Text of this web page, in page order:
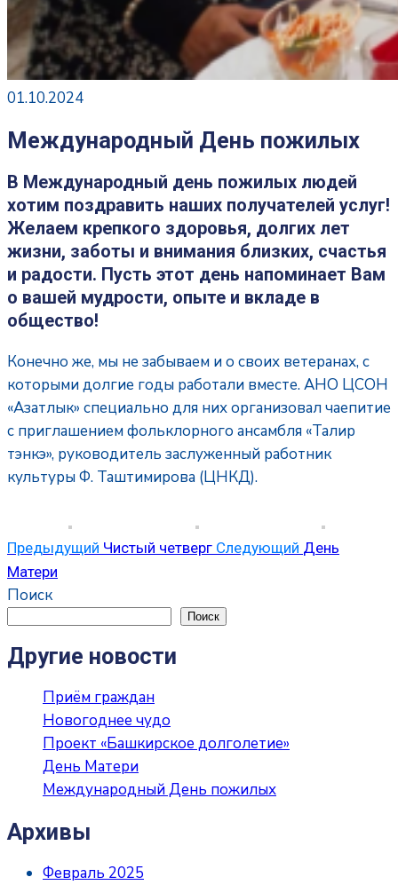
01.10.2024
Международный День пожилых
В Международный день пожилых людей
хотим поздравить наших получателей услуг!
Желаем крепкого здоровья, долгих лет
жизни, заботы и внимания близких, счастья
и радости. Пусть этот день напоминает Вам
о вашей мудрости, опыте и вкладе в
общество!
Конечно же, мы не забываем и о своих ветеранах, с
которыми долгие годы работали вместе. АНО ЦСОН
«Азатлык» специально для них организовал чаепитие
с приглашением фольклорного ансамбля «Талир
тэнкэ», руководитель заслуженный работник
культуры Ф. Таштимирова (ЦНКД).
Предыдущий Чистый четверг Следующий День
Матери
Поиск
Поиск
Другие новости
Приём граждан
Новогоднее чудо
Проект «Башкирское долголетие»
День Матери
Международный День пожилых
Архивы
Февраль 2025